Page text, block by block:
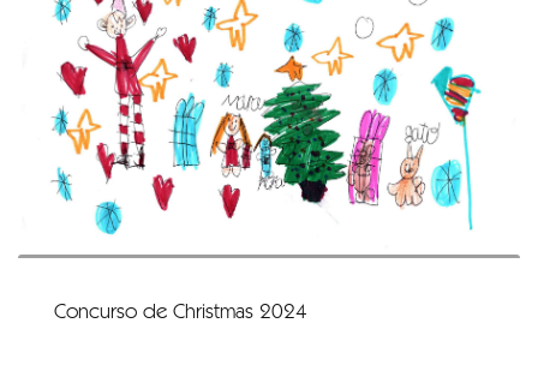
Concurso de Christmas 2024